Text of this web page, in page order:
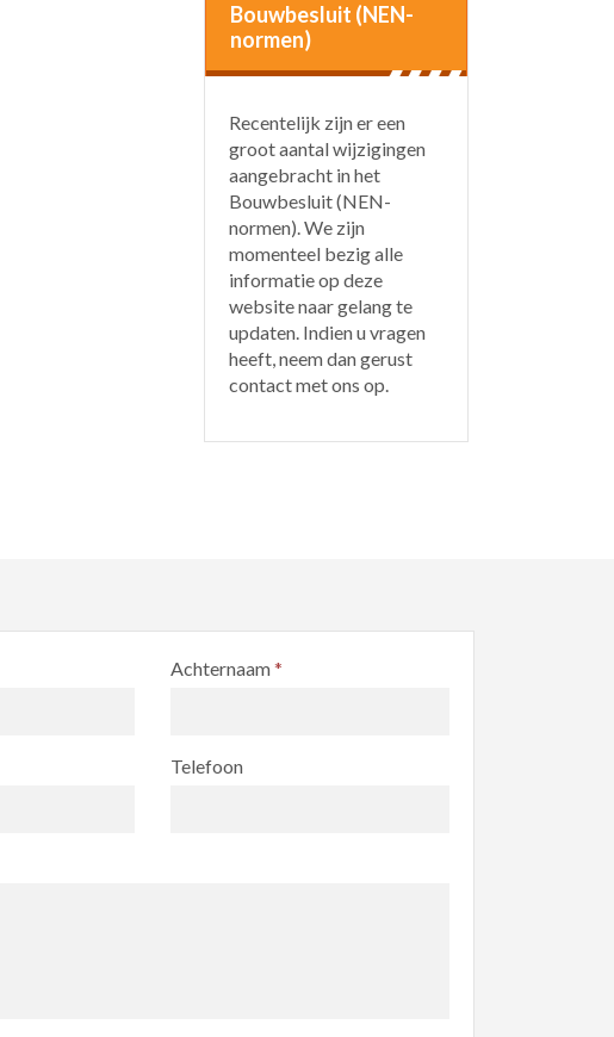
Bouwbesluit (NEN-
normen)
Recentelijk zijn er een
groot aantal wijzigingen
aangebracht in het
Bouwbesluit (NEN-
normen). We zijn
momenteel bezig alle
informatie op deze
website naar gelang te
updaten. Indien u vragen
heeft, neem dan gerust
contact met ons op.
Achternaam*
Telefoon